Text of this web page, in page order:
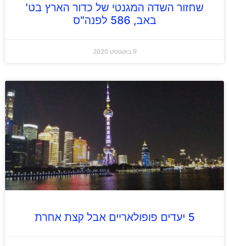
שחזור השדה המגנטי של כדור הארץ בט'
באב, 586 לפנה"ס
9 באוגוסט 2020
5 יעדים פופולאריים אבל קצת אחרת